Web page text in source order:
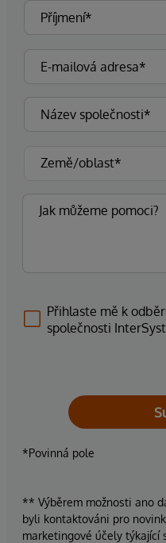
Přihlaste mě k
společnosti
*Povinná pole
** Výběrem možnosti ano
byli kontaktováni pro
marketingové účely týkající